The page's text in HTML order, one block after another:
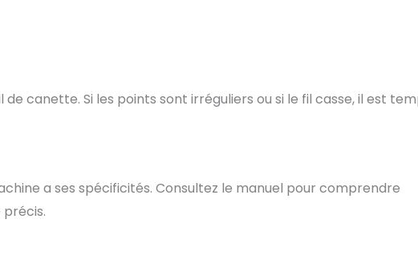
de canette. Si les points sont irréguliers ou si le fil casse, il est
a ses spécificités. Consultez le manuel pour comprendre